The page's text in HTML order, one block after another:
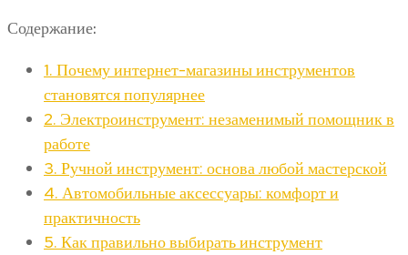
Содержание:
1. Почему интернет-магазины инструментов
становятся популярнее
2. Электроинструмент: незаменимый помощник в
работе
3. Ручной инструмент: основа любой мастерской
4. Автомобильные аксессуары: комфорт и
практичность
5. Как правильно выбирать инструмент